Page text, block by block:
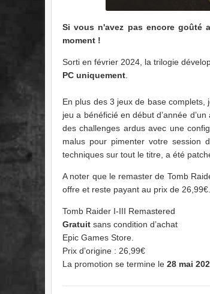
Si vous n'avez pas encore goûté
moment !
Sorti en février 2024, la trilogie
PC uniquement
En plus des 3 jeux de base
jeu a bénéficié en début d’année
des challenges ardus avec une
malus pour pimenter votre session
techniques sur tout le titre, a été
A noter que le remaster de Tomb
offre et reste payant au prix de 26,99€.
Tomb Raider I-III Remastered
Gratuit sans condition d’achat
Epic Games Store.
Prix d’origine : 26,99€
La promotion se termine le 28 mai